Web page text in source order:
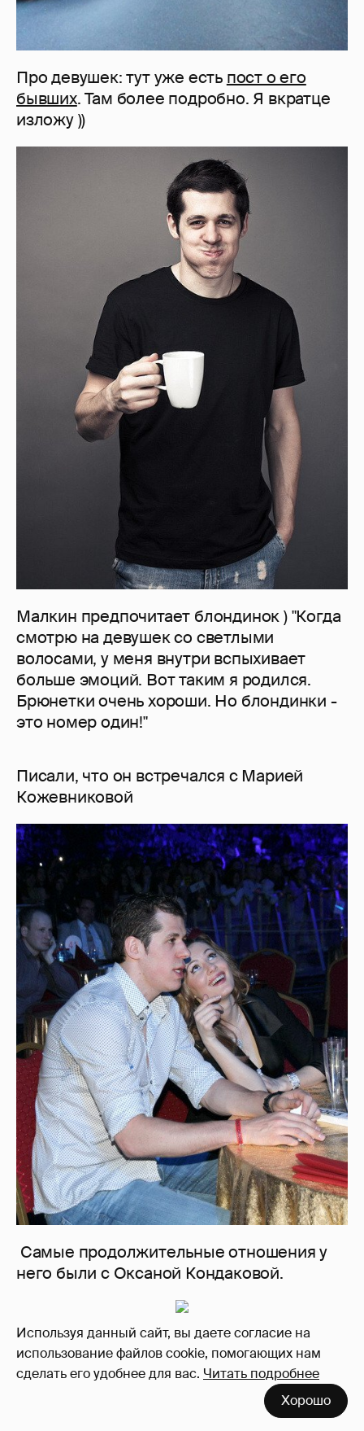
Используя данный сайт, вы даете согласие на
использование файлов cookie, помогающих нам
сделать его удобнее для вас. Читать подробнее
Хорошо
Про девушек: тут уже есть пост о его
бывших. Там более подробно. Я вкратце
изложу ))
Малкин предпочитает блондинок ) "Когда
смотрю на девушек со светлыми
волосами, у меня внутри вспыхивает
больше эмоций. Вот таким я родился.
Брюнетки очень хороши. Но блондинки -
это номер один!"
Писали, что он встречался с Марией
Кожевниковой
Самые продолжительные отношения у
него были с Оксаной Кондаковой.
Они расстались к радости родителей